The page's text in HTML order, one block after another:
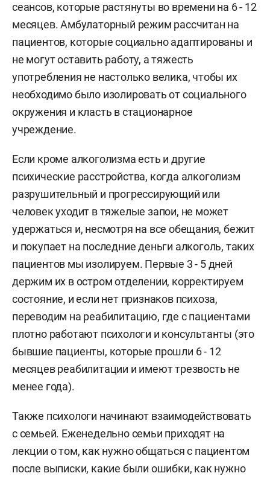
сеансов, которые растянуты во времени на 6 - 12
месяцев. Амбулаторный режим рассчитан на
пациентов, которые социально адаптированы и
не могут оставить работу, а тяжесть
употребления не настолько велика, чтобы их
необходимо было изолировать от социального
окружения и класть в стационарное
учреждение.
Если кроме алкоголизма есть и другие
психические расстройства, когда алкоголизм
разрушительный и прогрессирующий или
человек уходит в тяжелые запои, не может
удержаться и, несмотря на все обещания, бежит
и покупает на последние деньги алкоголь, таких
пациентов мы изолируем. Первые 3 - 5 дней
держим их в остром отделении, корректируем
состояние, и если нет признаков психоза,
переводим на реабилитацию, где с пациентами
плотно работают психологи и консультанты (это
бывшие пациенты, которые прошли 6 - 12
месяцев реабилитации и имеют трезвость не
менее года).
Также психологи начинают взаимодействовать
с семьей. Еженедельно семьи приходят на
лекции о том, как нужно общаться с пациентом
после выписки, какие были ошибки, как нужно